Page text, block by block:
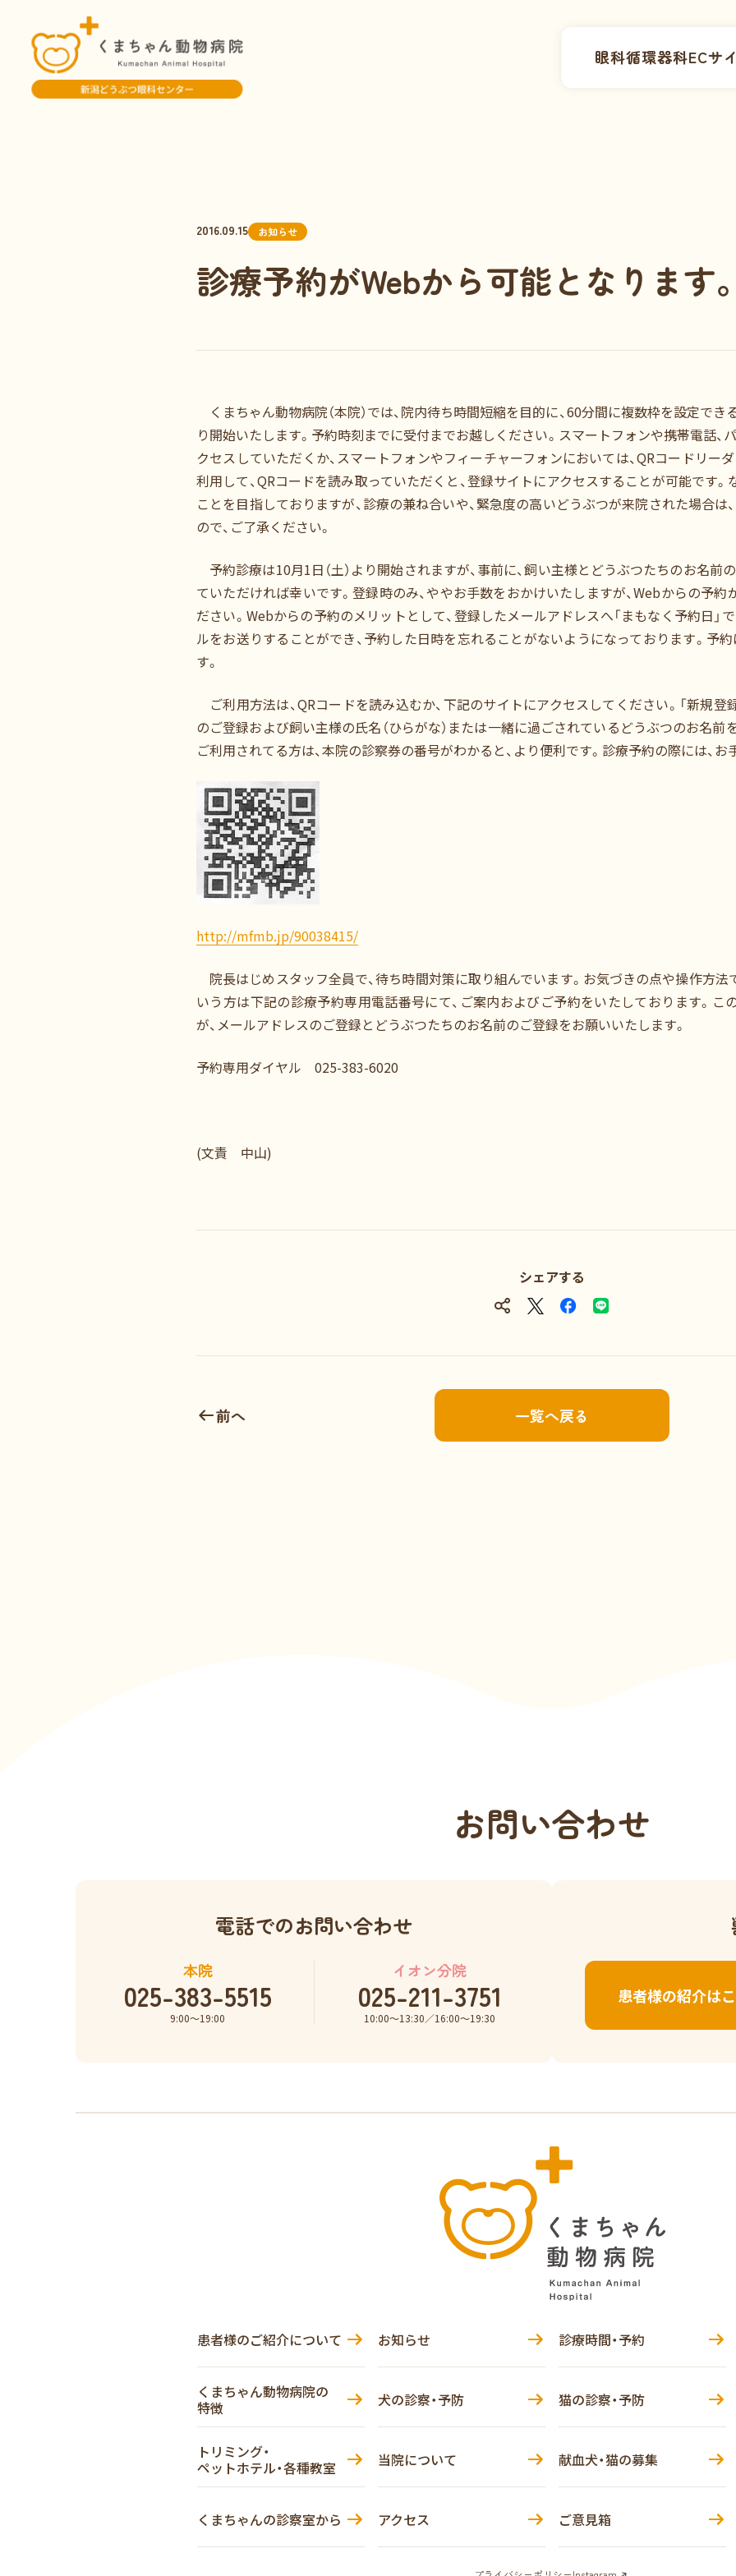
眼科循環器科ECサ
2016.09.15 お知らせ
診療予約がWebから可能となります
くまちゃん動物病院（本院）では、院内待ち時間短縮を目的に、60分間に複数枠を設定でき
り開始いたします。予約時刻までに受付までお越しください。スマートフォンや携帯電話、
クセスしていただくか、スマートフォンやフィーチャーフォンにおいては、QRコードリー
利用して、QRコードを読み取っていただくと、登録サイトにアクセスすることが可能です。
ことを目指しておりますが、診療の兼ね合いや、緊急度の高いどうぶつが来院された場合は
ので、ご了承ください。
予約診療は10月1日（土）より開始されますが、事前に、飼い主様とどうぶつたちのお名前
ていただければ幸いです。登録時のみ、ややお手数をおかけいたしますが、Webからの予約
ださい。Webからの予約のメリットとして、登録したメールアドレスへ「まもなく予約日」
ルをお送りすることができ、予約した日時を忘れることがないようになっております。予
す。
ご利用方法は、QRコードを読み込むか、下記のサイトにアクセスしてください。「新規登
のご登録および飼い主様の氏名（ひらがな）または一緒に過ごされているどうぶつのお名前
ご利用されてる方は、本院の診察券の番号がわかると、より便利です。診療予約の際には、
http://mfmb.jp/90038415/
院長はじめスタッフ全員で、待ち時間対策に取り組んでいます。お気づきの点や操作方法
いう方は下記の診療予約専用電話番号にて、ご案内およびご予約をいたしております。こ
が、メールアドレスのご登録とどうぶつたちのお名前のご登録をお願いいたします。
予約専用ダイヤル 025-383-6020
(文責 中山)
シェアする
前へ 一覧へ戻る
お問い合わせ
電話でのお問い合わせ
本院
025-383-5515
9:00〜19:00
イオン分院
025-211-3751
10:00〜13:30／16:00〜19:30
患者様の紹介は
患者様のご紹介について お知らせ 診療時間・予約
くまちゃん動物病院の
特徴
犬の診察・予防 猫の診察・予防
トリミング・
ペットホテル・各種教室
当院について 献血犬・猫の募集
くまちゃんの診察室から アクセス ご意見箱